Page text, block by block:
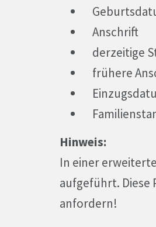
Anschrift
derzeitige
frühere
Hinweis:
In einer
aufgeführt. Diese
anfordern!